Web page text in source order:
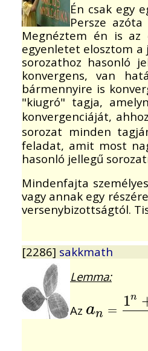
Én csak egy
Persze
Megnéztem én is
egyenletet elosztom
sorozathoz hasonló
konvergens, van
bármennyire is
"kiugró" tagja,
konvergenciáját,
sorozat minden
feladat, amit most
hasonló jellegű
Mindenfajta
vagy annak egy
versenybizottságtól.
[2286] sakkmath
Lemma:
Az an =
1n
an= 1n +2n+